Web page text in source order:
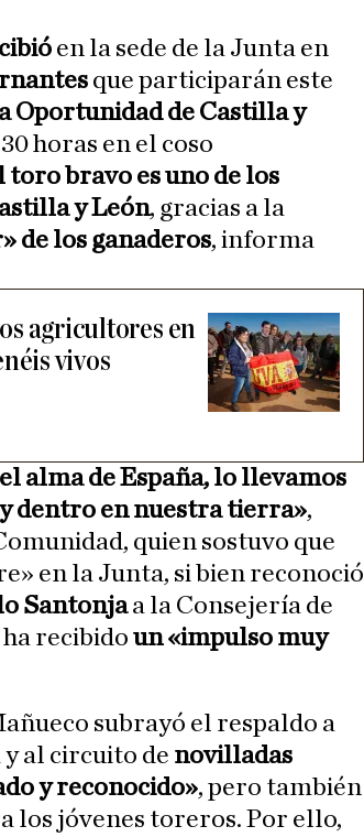
en la sede de la Junta en
que participarán este
Oportunidad de Castilla y
horas en el coso
toro bravo es uno de los
y León, gracias a la
de los ganaderos, informa
agricultores en
vivos
alma de España, lo llevamos
dentro en nuestra tierra»,
quien sostuvo que
en la Junta, si bien reconoció
Santonjaa la Consejería de
recibido un «impulso muy
subrayó el respaldo a
y al circuito de novilladas
y reconocido», pero también
los jóvenes toreros. Por ello,